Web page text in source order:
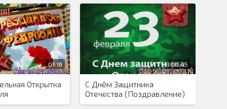
01:16
Открытка
00:45
С Днём Защитника
Отечества (Поздравление)